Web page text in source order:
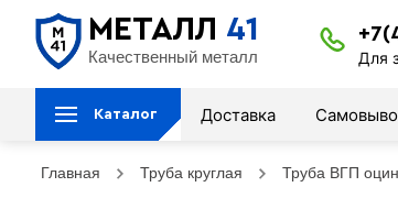
МЕТАЛЛ 41
Качественный металл Для
Каталог Доставка
Главная Труба круглая Труба ВГП